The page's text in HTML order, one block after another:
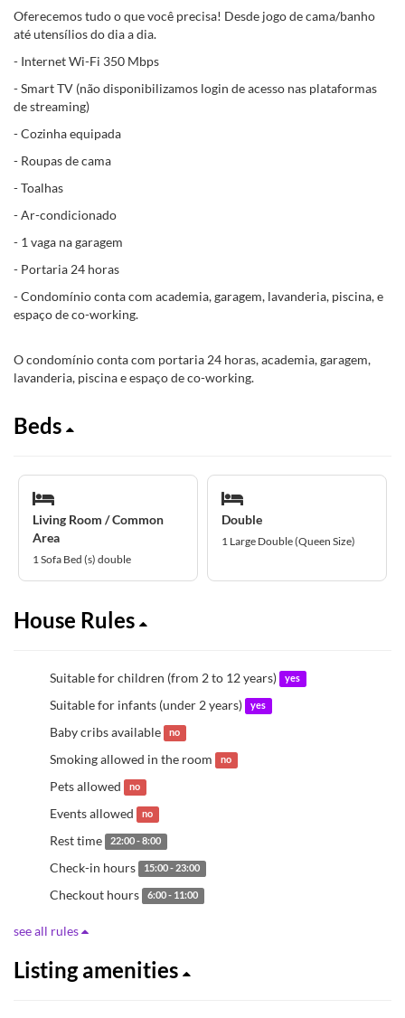
Oferecemos tudo o que você precisa! Desde jogo de cama/banho
até utensílios do dia a dia.
- Internet Wi-Fi 350 Mbps
- Smart TV (não disponibilizamos login de acesso nas plataformas
de streaming)
- Cozinha equipada
- Roupas de cama
- Toalhas
- Ar-condicionado
- 1 vaga na garagem
- Portaria 24 horas
- Condomínio conta com academia, garagem, lavanderia, piscina, e
espaço de co-working.
O condomínio conta com portaria 24 horas, academia, garagem,
lavanderia, piscina e espaço de co-working.
Beds
Living Room / Common
Area
1 Sofa Bed (s) double
Double
1 Large Double (Queen Size)
House Rules
Suitable for children (from 2 to 12 years) yes
Suitable for infants (under 2 years) yes
Baby cribs available no
Smoking allowed in the room no
Pets allowed no
Events allowed no
Rest time 22:00 - 8:00
Check-in hours 15:00 - 23:00
Checkout hours 6:00 - 11:00
see all rules
Listing amenities